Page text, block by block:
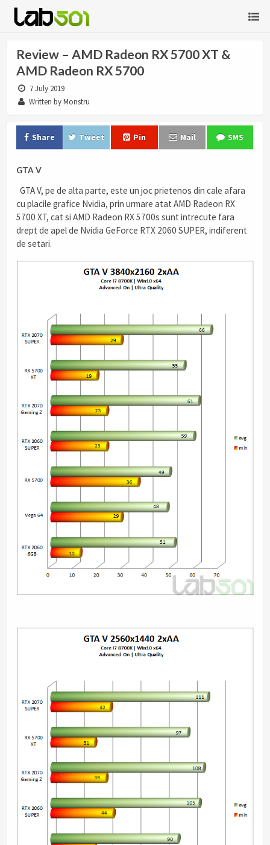
Review – AMD Radeon RX 5700 XT &
AMD Radeon RX 5700
7 July 2019
Written by Monstru
Share Tweet Pin Mail SMS
GTA V
GTA V, pe de alta parte, este un joc prietenos din cale afara
cu placile grafice Nvidia, prin urmare atat AMD Radeon RX
5700 XT, cat si AMD Radeon RX 5700s sunt intrecute fara
drept de apel de Nvidia GeForce RTX 2060 SUPER, indiferent
de setari.